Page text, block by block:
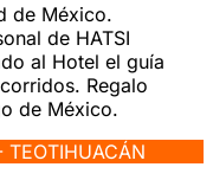
de México.
de HATSI
al Hotel el guía
Regalo
de México.
TEOTIHUACÁN